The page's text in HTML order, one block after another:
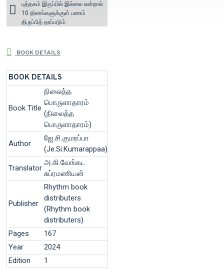
புத்தகம் இருப்பில் இல்லை என்றால்
10 தினங்களுக்குள் பணம்
திருப்பித் தரப்படும்.
BOOK DETAILS
BOOK DETAILS
Book Title
நிலைத்த
பொருளாதாரம்
(நிலைத்த
பொருளாதாரம்)
Author
ஜே.சி.குமரப்பா
(Je.Si.Kumarappaa)
Translator
அ.கி.வேங்கட
சுப்ரமணியன்
Publisher
Rhythm book
distributers
(Rhythm book
distributers)
Pages
167
Year
2024
Edition
1